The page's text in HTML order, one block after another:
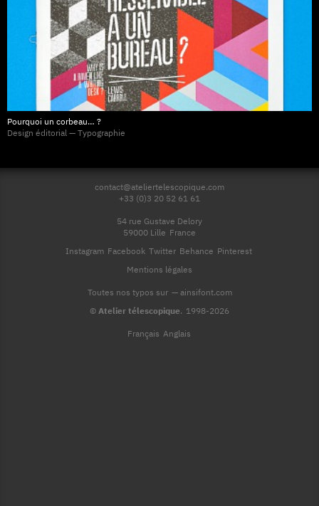
Pourquoi un corbeau… ?
Design éditorial — Typographie
contact@ateliertelescopique.com
+33 (0)3 20 52 61 61
54 rue Gustave Delory
59000 Lille
France
Instagram Facebook Twitter Behance Pinterest
Mentions légales
Toutes nos typos sur — ainsifont.com
© Atelier télescopique. 1998-2026
Français Anglais